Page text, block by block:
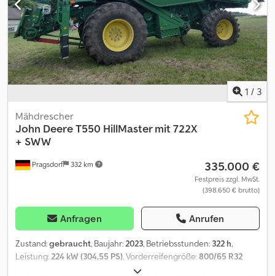
1 / 3
Pragsdorf 332 km
Mähdrescher
John DeereT550 HillMaster mit 722X
+ SWW
335.000 €
Festpreis zzgl. MwSt.
(398.650 € brutto)
Anfragen Anrufen
Zustand:gebraucht, Baujahr:2023, Betriebsstunden: 322 h,
Leistung:224 kW (304,55 PS), Vorderreifengröße:800/65 R32
, Hinterreifengröße: